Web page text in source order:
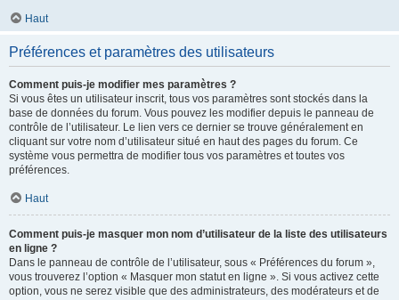
Haut
Préférences et paramètres des utilisateurs
Comment puis-je modifier mes paramètres ?
Si vous êtes un utilisateur inscrit, tous vos paramètres sont stockés dans la
base de données du forum. Vous pouvez les modifier depuis le panneau de
contrôle de l’utilisateur. Le lien vers ce dernier se trouve généralement en
cliquant sur votre nom d’utilisateur situé en haut des pages du forum. Ce
système vous permettra de modifier tous vos paramètres et toutes vos
préférences.
Haut
Comment puis-je masquer mon nom d’utilisateur de la liste des utilisateurs
en ligne ?
Dans le panneau de contrôle de l’utilisateur, sous « Préférences du forum »,
vous trouverez l’option « Masquer mon statut en ligne ». Si vous activez cette
option, vous ne serez visible que des administrateurs, des modérateurs et de